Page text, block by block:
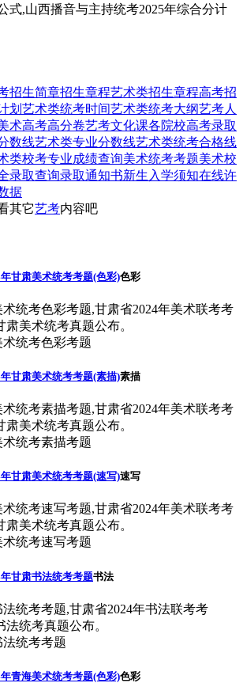
式,山西播音与主持统考2025年综合分计
招生简章招生章程艺术类招生章程高考招
划 艺术类统考时间艺术类统考大纲艺考人
术高考高分卷艺考文化课各院校高考录取
数线艺术类专业分数线艺术类统考合格线
类校考专业成绩查询美术统考考题美术校
录取查询录取通知书新生入学须知在线许
据
其它艺考内容吧
年甘肃美术统考考题(色彩)色彩
术统考色彩考题,甘肃省2024年美术联考考
肃美术统考真题公布。
年甘肃美术统考考题(素描)素描
术统考素描考题,甘肃省2024年美术联考考
肃美术统考真题公布。
年甘肃美术统考考题(速写)速写
术统考速写考题,甘肃省2024年美术联考考
肃美术统考真题公布。
年甘肃书法统考考题书法
法统考考题,甘肃省2024年书法联考考
法统考真题公布。
年青海美术统考考题(色彩)色彩